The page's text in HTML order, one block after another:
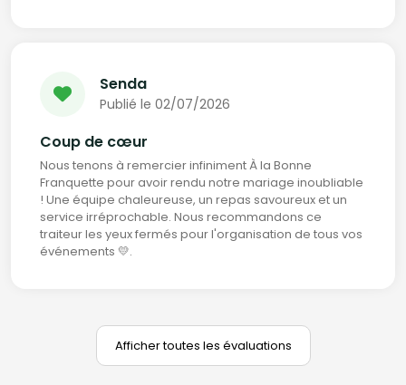
Senda
Publié le 02/07/2026
Coup de cœur
Nous tenons à remercier infiniment À la Bonne
Franquette pour avoir rendu notre mariage inoubliable
! Une équipe chaleureuse, un repas savoureux et un
service irréprochable. Nous recommandons ce
traiteur les yeux fermés pour l'organisation de tous vos
événements 💛.
Afficher toutes les évaluations